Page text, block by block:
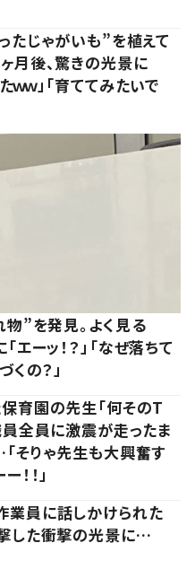
たじゃがいも”を植えて
後、驚きの光景に
ｗｗ」「育ててみたいで
”を発見。よく見る
ーッ！？」「なぜ落ちて
くの？」
育園の先生「何そのT
員全員に激震が走ったま
そりゃ先生も大興奮す
！！」
員に話しかけられた
した衝撃の光景に…